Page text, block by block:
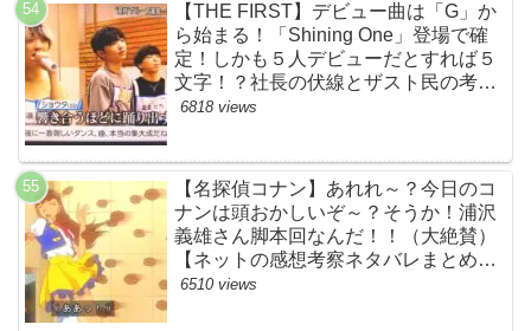
【THE FIRST】デビュー曲は「G」か
ら始まる！「Shining One」登場で確
定！しかも５人デビューだとすれば５
文字！？社長の伏線とザスト民の考察
すげーよ…鳥肌立ったわ…【シャイニ
BMSG・BE:FIRST・ビーファース
ト】
6818 views
【名探偵コナン】あれれ～？今日のコ
ナンは頭おかしいぞ～？そうか！浦沢
義雄さん脚本回なんだ！！（大絶賛）
【ネットの感想考察ネタバレまとめ・
笑顔を消したアイドル】
6510 views